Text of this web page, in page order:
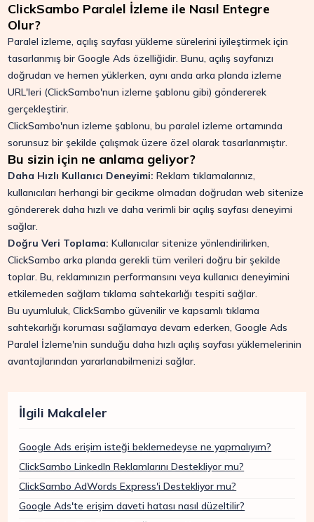
ClickSambo Paralel İzleme ile Nasıl Entegre
Olur?
Paralel izleme, açılış sayfası yükleme sürelerini iyileştirmek için
tasarlanmış bir Google Ads özelliğidir. Bunu, açılış sayfanızı
doğrudan ve hemen yüklerken, aynı anda arka planda izleme
URL'leri (ClickSambo'nun izleme şablonu gibi) göndererek
gerçekleştirir.
ClickSambo'nun izleme şablonu, bu paralel izleme ortamında
sorunsuz bir şekilde çalışmak üzere özel olarak tasarlanmıştır.
Bu sizin için ne anlama geliyor?
Daha Hızlı Kullanıcı Deneyimi:Reklam tıklamalarınız,
kullanıcıları herhangi bir gecikme olmadan doğrudan web sitenize
göndererek daha hızlı ve daha verimli bir açılış sayfası deneyimi
sağlar.
Doğru Veri Toplama: Kullanıcılar sitenize yönlendirilirken,
ClickSambo arka planda gerekli tüm verileri doğru bir şekilde
toplar. Bu, reklamınızın performansını veya kullanıcı deneyimini
etkilemeden sağlam tıklama sahtekarlığı tespiti sağlar.
Bu uyumluluk, ClickSambo güvenilir ve kapsamlı tıklama
sahtekarlığı koruması sağlamaya devam ederken, Google Ads
Paralel İzleme'nin sunduğu daha hızlı açılış sayfası yüklemelerinin
avantajlarından yararlanabilmenizi sağlar.
İlgili Makaleler
Google Ads erişim isteği beklemedeyse ne yapmalıyım?
ClickSambo LinkedIn Reklamlarını Destekliyor mu?
ClickSambo AdWords Express'i Destekliyor mu?
Google Ads'te erişim daveti hatası nasıl düzeltilir?